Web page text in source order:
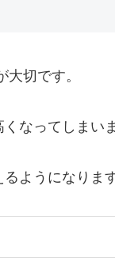
切です。
なってしまいま
ようになります